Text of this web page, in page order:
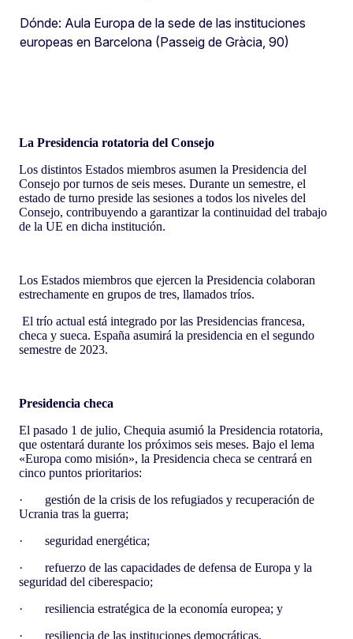
Dónde: Aula Europa de la sede de las instituciones
europeas en Barcelona (Passeig de Gràcia, 90)
La Presidencia rotatoria del Consejo
Los distintos Estados miembros asumen la Presidencia del
Consejo por turnos de seis meses. Durante un semestre, el
estado de turno preside las sesiones a todos los niveles del
Consejo, contribuyendo a garantizar la continuidad del trabajo
de la UE en dicha institución.
Los Estados miembros que ejercen la Presidencia colaboran
estrechamente en grupos de tres, llamados tríos.
El trío actual está integrado por las Presidencias francesa,
checa y sueca. España asumirá la presidencia en el segundo
semestre de 2023.
Presidencia checa
El pasado 1 de julio, Chequia asumió la Presidencia rotatoria,
que ostentará durante los próximos seis meses. Bajo el lema
«Europa como misión», la Presidencia checa se centrará en
cinco puntos prioritarios:
· gestión de la crisis de los refugiados y recuperación de
Ucrania tras la guerra;
· seguridad energética;
· refuerzo de las capacidades de defensa de Europa y la
seguridad del ciberespacio;
· resiliencia estratégica de la economía europea; y
· resiliencia de las instituciones democráticas.